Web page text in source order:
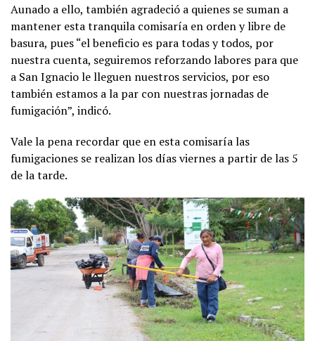
Aunado a ello, también agradeció a quienes se suman a
mantener esta tranquila comisaría en orden y libre de
basura, pues “el beneficio es para todas y todos, por
nuestra cuenta, seguiremos reforzando labores para que
a San Ignacio le lleguen nuestros servicios, por eso
también estamos a la par con nuestras jornadas de
fumigación”, indicó.
Vale la pena recordar que en esta comisaría las
fumigaciones se realizan los días viernes a partir de las 5
de la tarde.